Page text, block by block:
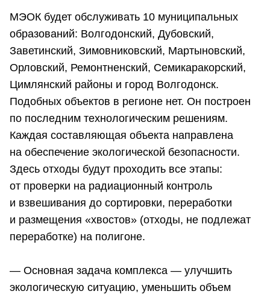
МЭОК будет обслуживать 10 муниципальных
образований: Волгодонский, Дубовский,
Заветинский, Зимовниковский, Мартыновский,
Орловский, Ремонтненский, Семикаракорский,
Цимлянский районы и город Волгодонск.
Подобных объектов в регионе нет. Он построен
по последним технологическим решениям.
Каждая составляющая объекта направлена
на обеспечение экологической безопасности.
Здесь отходы будут проходить все этапы:
от проверки на радиационный контроль
и взвешивания до сортировки, переработки
и размещения «хвостов» (отходы, не подлежат
переработке) на полигоне.
— Основная задача комплекса — улучшить
экологическую ситуацию, уменьшить объем